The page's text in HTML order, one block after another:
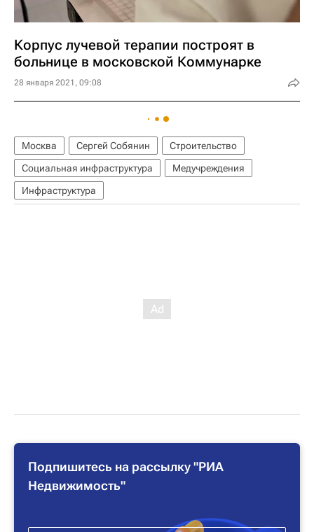
Корпус лучевой терапии построят в
больнице в московской Коммунарке
28 января 2021, 09:08
Москва Сергей Собянин
Строительство
Социальная инфраструктура
Медучреждения
Инфраструктура
Подпишитесь на рассылку "РИА
Недвижимость"